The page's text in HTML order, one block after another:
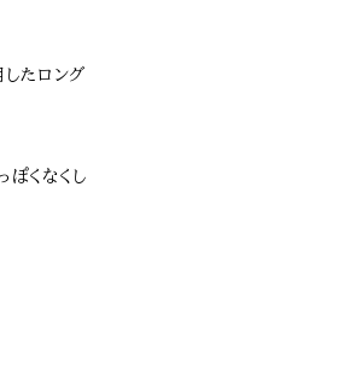
たロング
ぽくなくし